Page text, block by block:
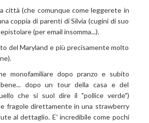
città (che comunque come leggerete in
coppia di parenti di Silvia (cugini di suo
(per email insomma...).
del Maryland e più precisamente molto
monofamiliare dopo pranzo e subito
dopo un tour della casa e del
che si suol dire il "pollice verde")
fragole direttamente in una strawberry
al dettaglio. E' incredibile come pochi